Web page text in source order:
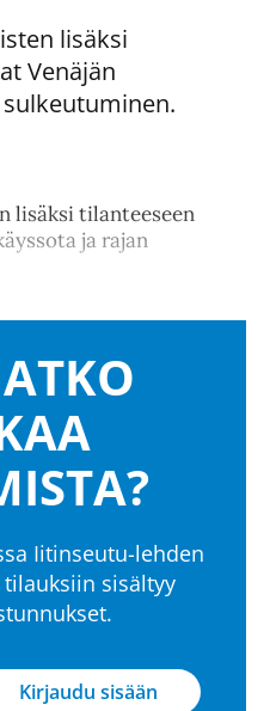
lisäksi
Venäjän
lisäksi tilanteeseen
ja rajan
Iitinseutu-lehden
sisältyy
Kirjaudu sisään